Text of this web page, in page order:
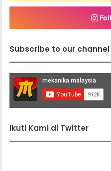
Subscribe to our channel
Ikuti Kami di Twitter